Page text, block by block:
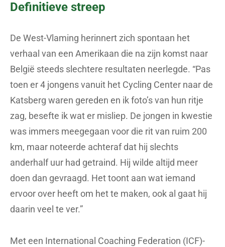
Definitieve streep
De West-Vlaming herinnert zich spontaan het
verhaal van een Amerikaan die na zijn komst naar
België steeds slechtere resultaten neerlegde. “Pas
toen er 4 jongens vanuit het Cycling Center naar de
Katsberg waren gereden en ik foto’s van hun ritje
zag, besefte ik wat er misliep. De jongen in kwestie
was immers meegegaan voor die rit van ruim 200
km, maar noteerde achteraf dat hij slechts
anderhalf uur had getraind. Hij wilde altijd meer
doen dan gevraagd. Het toont aan wat iemand
ervoor over heeft om het te maken, ook al gaat hij
daarin veel te ver.”
Met een International Coaching Federation (ICF)-